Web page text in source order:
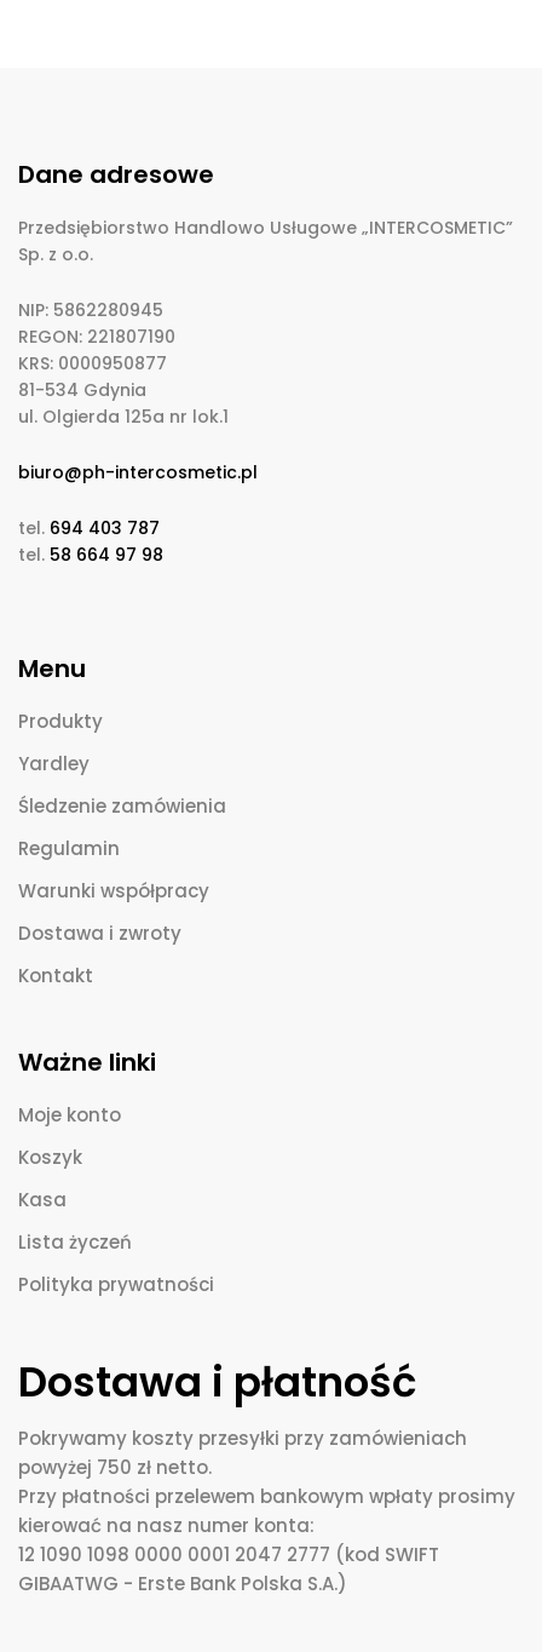
Dane adresowe
Przedsiębiorstwo Handlowo Usługowe „INTERCOSMETIC”
Sp. z o.o.
NIP: 5862280945
REGON: 221807190
KRS: 0000950877
81-534 Gdynia
ul. Olgierda 125a nr lok.1
biuro@ph-intercosmetic.pl
tel. 694 403 787
tel. 58 664 97 98
Menu
Produkty
Yardley
Śledzenie zamówienia
Regulamin
Warunki współpracy
Dostawa i zwroty
Kontakt
Ważne linki
Moje konto
Koszyk
Kasa
Lista życzeń
Polityka prywatności
Dostawa i płatność
Pokrywamy koszty przesyłki przy zamówieniach
powyżej 750 zł netto.
Przy płatności przelewem bankowym wpłaty prosimy
kierować na nasz numer konta:
12 1090 1098 0000 0001 2047 2777 (kod SWIFT
GIBAATWG - Erste Bank Polska S.A.)